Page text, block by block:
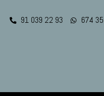
91 039 22 93 674